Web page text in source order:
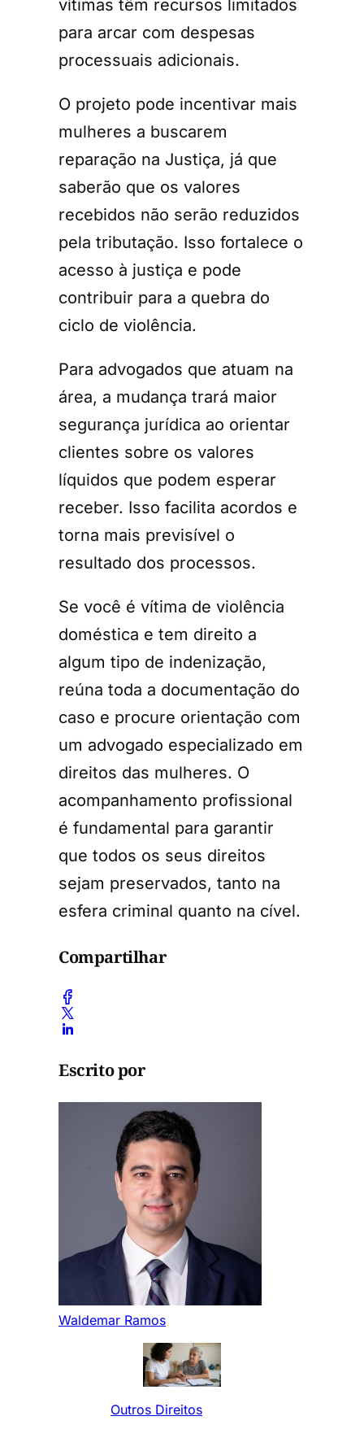
vítimas têm recursos limitados
para arcar com despesas
processuais adicionais.
O projeto pode incentivar mais
mulheres a buscarem
reparação na Justiça, já que
saberão que os valores
recebidos não serão reduzidos
pela tributação. Isso fortalece o
acesso à justiça e pode
contribuir para a quebra do
ciclo de violência.
Para advogados que atuam na
área, a mudança trará maior
segurança jurídica ao orientar
clientes sobre os valores
líquidos que podem esperar
receber. Isso facilita acordos e
torna mais previsível o
resultado dos processos.
Se você é vítima de violência
doméstica e tem direito a
algum tipo de indenização,
reúna toda a documentação do
caso e procure orientação com
um advogado especializado em
direitos das mulheres. O
acompanhamento profissional
é fundamental para garantir
que todos os seus direitos
sejam preservados, tanto na
esfera criminal quanto na cível.
Compartilhar
Escrito por
Waldemar Ramos
Outros Direitos